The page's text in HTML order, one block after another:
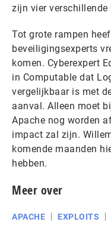
zijn vier verschillende
Tot grote rampen
beveiligingsexperts
komen. Cyberexpert
in Computable dat
vergelijkbaar is met
aanval. Alleen moet
Apache nog worden
impact zal zijn.
komende maanden
hebben.
Meer over
APACHE EXPLOITS